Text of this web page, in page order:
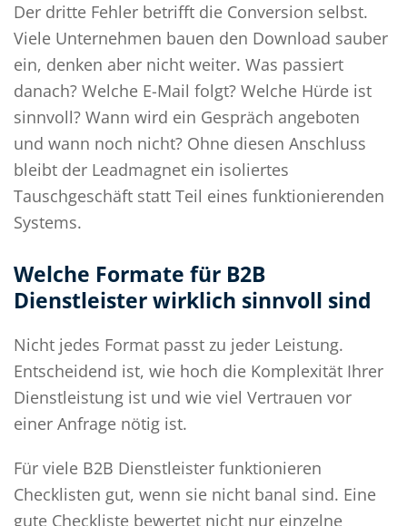
Der dritte Fehler betrifft die Conversion selbst.
Viele Unternehmen bauen den Download sauber
ein, denken aber nicht weiter. Was passiert
danach? Welche E-Mail folgt? Welche Hürde ist
sinnvoll? Wann wird ein Gespräch angeboten
und wann noch nicht? Ohne diesen Anschluss
bleibt der Leadmagnet ein isoliertes
Tauschgeschäft statt Teil eines funktionierenden
Systems.
Welche Formate für B2B
Dienstleister wirklich sinnvoll sind
Nicht jedes Format passt zu jeder Leistung.
Entscheidend ist, wie hoch die Komplexität Ihrer
Dienstleistung ist und wie viel Vertrauen vor
einer Anfrage nötig ist.
Für viele B2B Dienstleister funktionieren
Checklisten gut, wenn sie nicht banal sind. Eine
gute Checkliste bewertet nicht nur einzelne